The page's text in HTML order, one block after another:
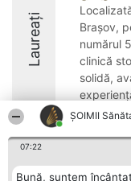
ŞOIMII
07:22
Bună, suntem
Laureați
Brașov,
numărul
clinică
solidă,
sănătății
9.8